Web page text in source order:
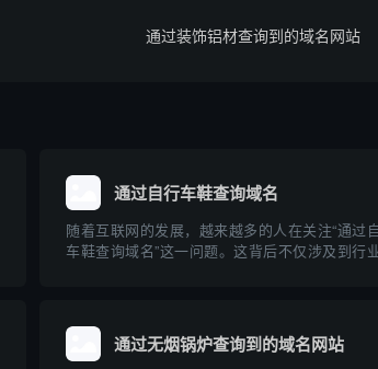
通过装饰铝材查询到的域名网站
通过自行车鞋查询域名
随着互联网的发展，越来越多的人在关注“通过
车鞋查询域名”这一问题。这背后不仅涉及到行
及其对自行...通过无烟锅炉查询到的域名网站